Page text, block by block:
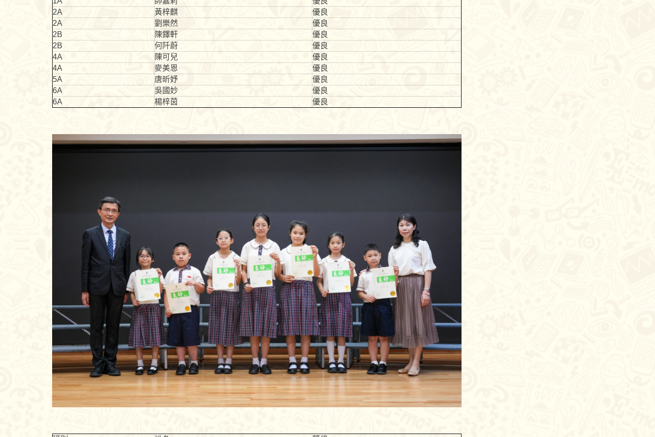
2A
黃梓麒
優良
2A
劉樂然
優良
2B
陳鐸軒
優良
2B
何阡蔚
優良
4A
陳可兒
優良
4A
麥美恩
優良
5A
唐昕妤
優良
6A
吳國妙
優良
6A
楊梓茵 優良